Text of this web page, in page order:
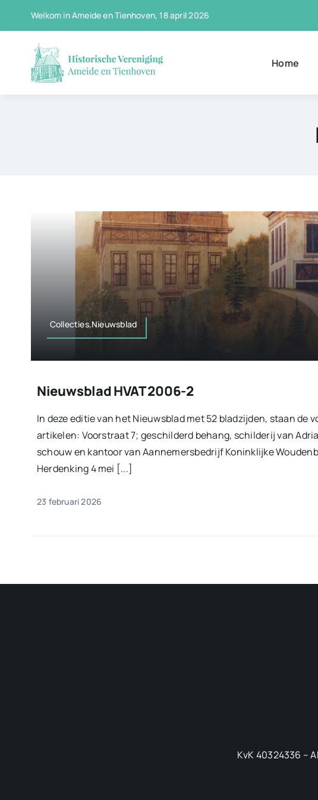
Welkom in Ameide en Tienhoven, 18 april 2026
Home
Collecties,Nieuwsblad
Nieuwsblad HVAT 2006-2
In deze editie van het Nieuwsblad met 52 bladzijden, staan de
artikelen: Voorstraat 7; geschilderd behang, schilderij van
schouw en kantoor van Aannemersbedrijf Koninklijke
Herdenking 4 mei [...]
23 februari 2026
KvK 40324336 –